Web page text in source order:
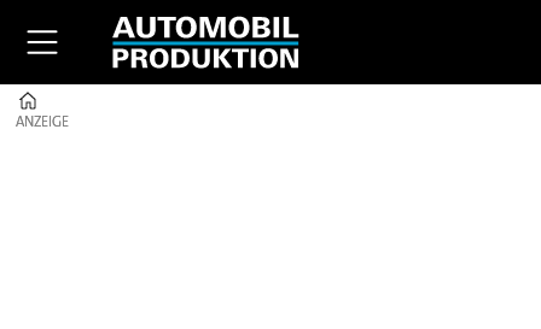
ANZEIGE
ANZEIGE